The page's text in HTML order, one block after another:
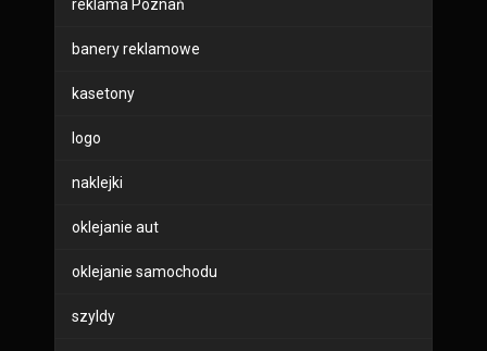
reklama Poznań
banery reklamowe
kasetony
logo
naklejki
oklejanie aut
oklejanie samochodu
szyldy